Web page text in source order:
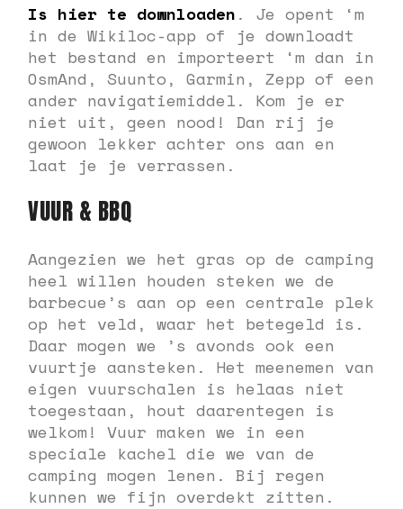
Is hier te downloaden. Je opent ‘m
in de Wikiloc-app of je downloadt
het bestand en importeert ‘m dan in
OsmAnd, Suunto, Garmin, Zepp of een
ander navigatiemiddel. Kom je er
niet uit, geen nood! Dan rij je
gewoon lekker achter ons aan en
laat je je verrassen.
VUUR & BBQ
Aangezien we het gras op de camping
heel willen houden steken we de
barbecue’s aan op een centrale plek
op het veld, waar het betegeld is.
Daar mogen we ’s avonds ook een
vuurtje aansteken. Het meenemen van
eigen vuurschalen is helaas niet
toegestaan, hout daarentegen is
welkom! Vuur maken we in een
speciale kachel die we van de
camping mogen lenen. Bij regen
kunnen we fijn overdekt zitten.